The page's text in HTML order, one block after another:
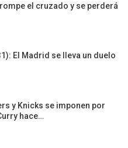
el cruzado y se perderá
El Madrid se lleva un duelo
y Knicks se imponen por
hace…